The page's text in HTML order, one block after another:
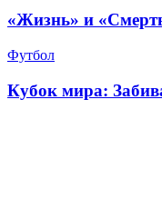
«Жизнь» и
Футбол
Кубок мира: